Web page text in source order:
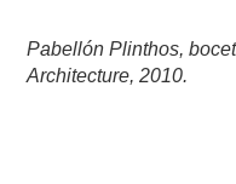
Pabellón Plinthos,
Architecture, 2010.